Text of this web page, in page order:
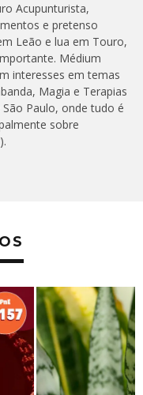
Acupunturista,
e pretenso
Leão e lua em Touro,
Médium
interesses em temas
Magia e Terapias
Paulo, onde tudo é
sobre